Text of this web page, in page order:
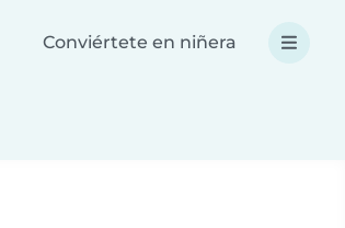
Conviértete en niñera